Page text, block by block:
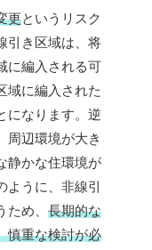
更というリスク
引き区域は、将
に編入される可
域に編入された
になります。逆
周辺環境が大き
静かな住環境が
うに、非線引
め、 長期的な
慎重な検討が必